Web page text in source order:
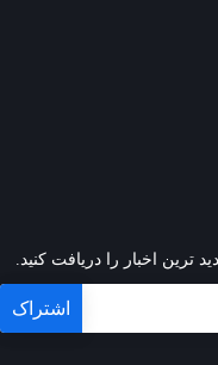
ترین اخبار را دریافت کنید.